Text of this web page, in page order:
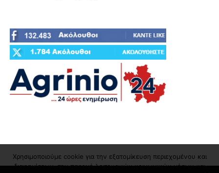
Χρησιμοποιούμε cookie για την εξατομίκευση περιεχομένου και
διαφημίσεων, την παροχή λειτουργιών κοινωνικών μέσων και